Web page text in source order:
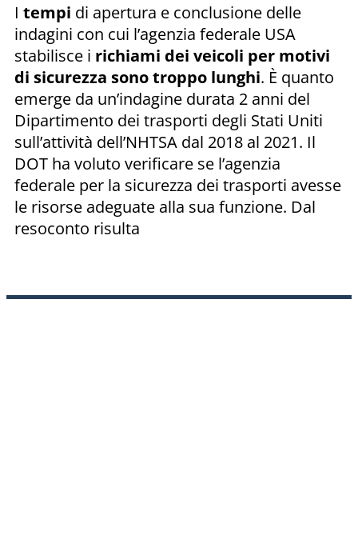
I tempi di apertura e conclusione delle
indagini con cui l’agenzia federale USA
stabilisce i richiami dei veicoli per motivi
di sicurezza sono troppo lunghi. È quanto
emerge da un’indagine durata 2 anni del
Dipartimento dei trasporti degli Stati Uniti
sull’attività dell’NHTSA dal 2018 al 2021. Il
DOT ha voluto verificare se l’agenzia
federale per la sicurezza dei trasporti avesse
le risorse adeguate alla sua funzione. Dal
resoconto risulta